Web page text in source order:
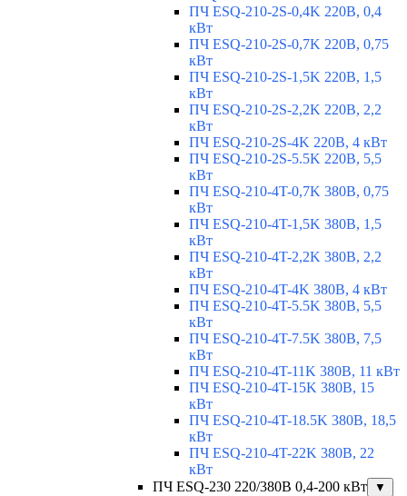
ПЧ ESQ-210-2S-0,4K 220В, 0,4
кВт
ПЧ ESQ-210-2S-0,7K 220В, 0,75
кВт
ПЧ ESQ-210-2S-1,5K 220В, 1,5
кВт
ПЧ ESQ-210-2S-2,2K 220В, 2,2
кВт
ПЧ ESQ-210-2S-4K 220В, 4 кВт
ПЧ ESQ-210-2S-5.5K 220В, 5,5
кВт
ПЧ ESQ-210-4T-0,7K 380В, 0,75
кВт
ПЧ ESQ-210-4T-1,5K 380В, 1,5
кВт
ПЧ ESQ-210-4T-2,2K 380В, 2,2
кВт
ПЧ ESQ-210-4T-4K 380В, 4 кВт
ПЧ ESQ-210-4T-5.5K 380В, 5,5
кВт
ПЧ ESQ-210-4T-7.5K 380В, 7,5
кВт
ПЧ ESQ-210-4T-11K 380В, 11 кВт
ПЧ ESQ-210-4T-15K 380В, 15
кВт
ПЧ ESQ-210-4T-18.5K 380В, 18,5
кВт
ПЧ ESQ-210-4T-22K 380В, 22
кВт
ПЧ ESQ-230 220/380В 0,4-200 кВт
▼